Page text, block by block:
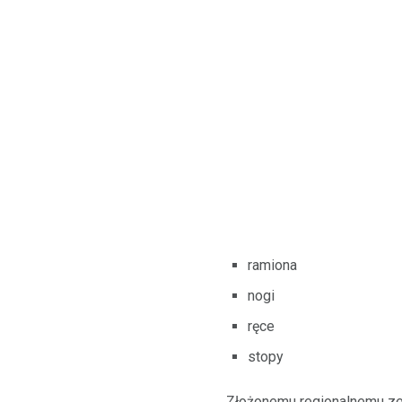
ramiona
nogi
ręce
stopy